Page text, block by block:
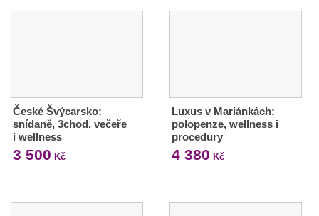
České Švýcarsko:
snídaně, 3chod. večeře
i wellness
3 500 Kč
Luxus v Mariánkách:
polopenze, wellness i
procedury
4 380 Kč